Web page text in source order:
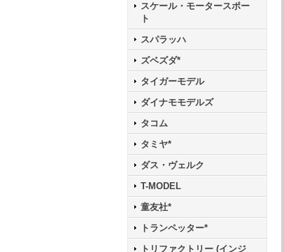
スケール・モータースポー
ト
スパラッハ
ズベズダ*
タイガーモデル
ダイナモモデルズ
タコム
タミヤ*
ダス・ヴェルク
T-MODEL
童友社*
トランペッター*
トリファクトリー (インジ